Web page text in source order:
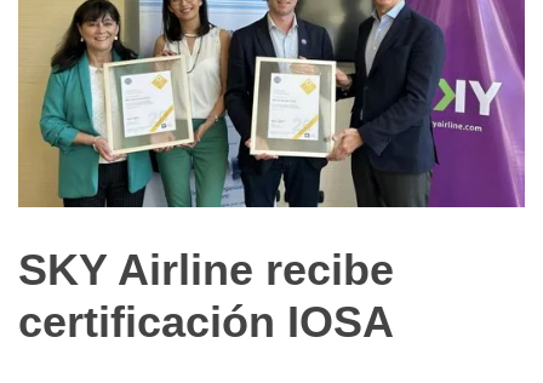
Internacionales
SKY Airline recibe
certificación IOSA